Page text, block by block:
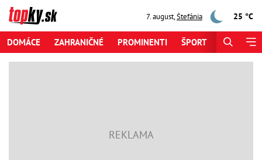
7. august,Štefánia 25 °C
DOMÁCE ZAHRANIČNÉ PROMINENTI ŠPORT